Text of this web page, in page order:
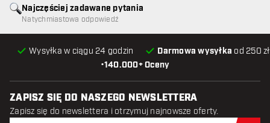
•140.000+ Oceny
Wysyłka w ciągu 24 godzin Darmowa wysyłka od 250
Najczęściej zadawane pytania
Natychmiastowa odpowiedź
ZAPISZ SIĘ DO NASZEGO NEWSLETTERA
Zapisz się do newslettera i otrzymuj najnowsze oferty.